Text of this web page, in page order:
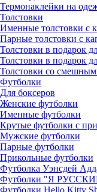
Термонаклейки на
Толстовки
Именные толстовки с
Парные толстовки с
Толстовки в подарок
Толстовки в подарок
Толстовки со
Футболки
Для боксеров
Женские футболки
Именные футболки
Крутые футболки с
Мужские футболки
Парные футболки
Прикольные футболки
Футболка Уэнсдей
Футболки "Я
Футболки Hello Kitty